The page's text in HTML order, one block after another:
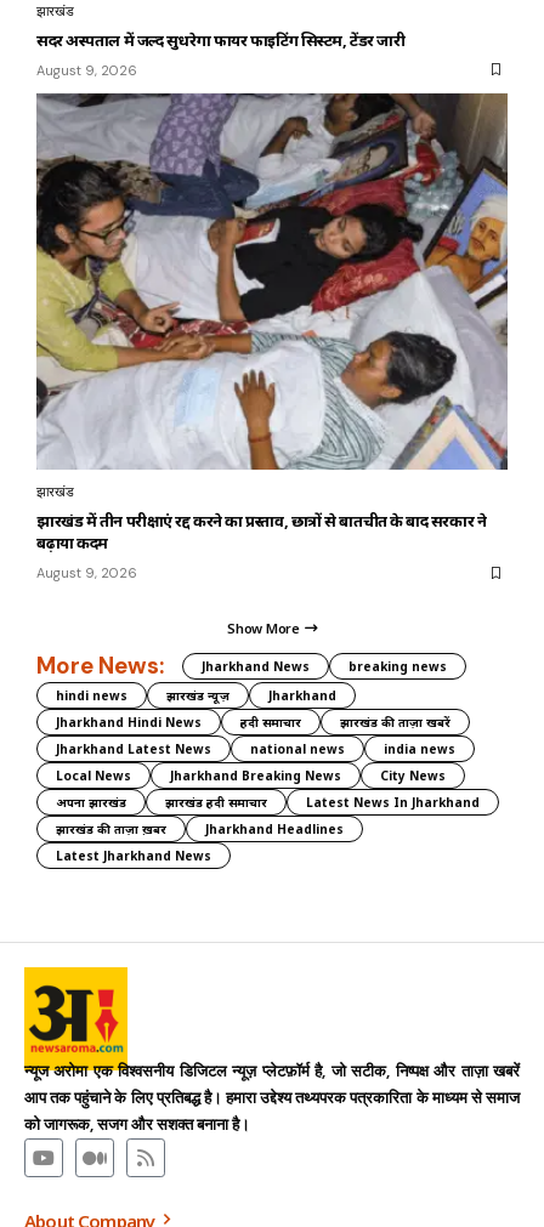
झारखंड
सदर अस्पताल में जल्द सुधरेगा फायर फाइटिंग सिस्टम, टेंडर जारी
August 9, 2026
झारखंड
झारखंड में तीन परीक्षाएं रद्द करने का प्रस्ताव, छात्रों से बातचीत के बाद सरकार ने
बढ़ाया कदम
August 9, 2026
Show More
More News: Jharkhand News
breaking news
hindi news
झारखंड न्यूज़
Jharkhand
Jharkhand Hindi News
हिंदी समाचार
झारखंड की ताज़ा खबरें
Jharkhand Latest News
national news
india news
Local News
Jharkhand Breaking News
City News
अपना झारखंड
झारखंड हिंदी समाचार
Latest News In Jharkhand
झारखंड की ताज़ा ख़बर
Jharkhand Headlines
Latest Jharkhand News
न्यूज अरोमा एक विश्वसनीय डिजिटल न्यूज़ प्लेटफ़ॉर्म है, जो सटीक, निष्पक्ष और ताज़ा खबरें
आप तक पहुंचाने के लिए प्रतिबद्ध है। हमारा उद्देश्य तथ्यपरक पत्रकारिता के माध्यम से समाज
को जागरूक, सजग और सशक्त बनाना है।
About Company